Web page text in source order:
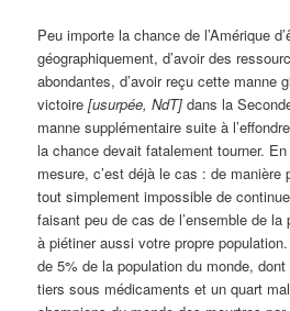
Peu importe la chance de l’Amérique
géographiquement, d’avoir des
abondantes, d’avoir reçu cette manne
victoire [usurpée, NdT] dans la
manne supplémentaire suite à
la chance devait fatalement tourner.
mesure, c’est déjà le cas : de manière
tout simplement impossible de
faisant peu de cas de l’ensemble de
à piétiner aussi votre propre
de 5% de la population du monde,
tiers sous médicaments et un quart